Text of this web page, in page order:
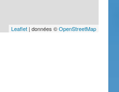
Leaflet| données ©OpenStreetMap